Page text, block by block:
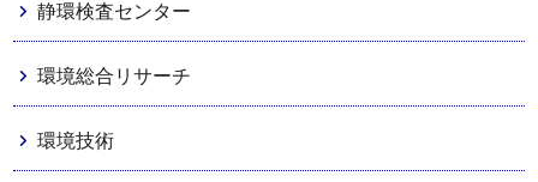
静環検査センター
環境総合リサーチ
環境技術